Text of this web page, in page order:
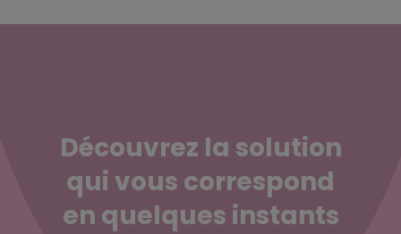
Découvrez la solution
qui vous correspond
en quelques instants